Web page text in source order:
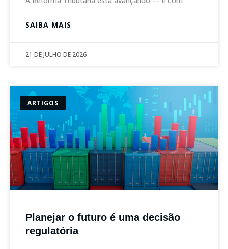
SAIBA MAIS
21 DE JULHO DE 2026
ARTIGOS
Planejar o futuro é uma decisão
regulatória